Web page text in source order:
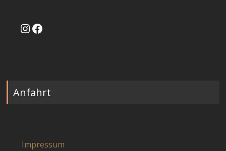
Instagram
Facebook
Anfahrt
Impressum